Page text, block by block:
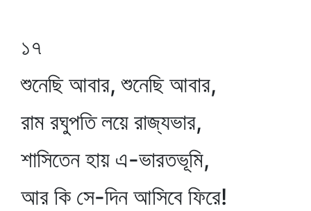
১৭
শুনেছি আবার, শুনেছি আবার,
রাম রঘুপতি লয়ে রাজ্যভার,
শাসিতেন হায় এ-ভারতভূমি,
আর কি সে-দিন আসিবে ফিরে!